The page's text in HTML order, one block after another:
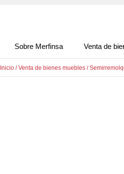
Sobre Merfinsa Venta de
Inicio /Venta de bienes muebles /